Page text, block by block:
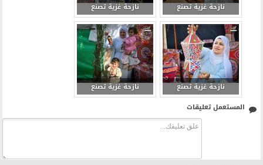
نازحة غزية تصنع
فوانيس رمضان من
كراتين المساعدات 4
نازحة غزية تصنع
فوانيس رمضان من
كراتين المساعدات 5
نازحة غزية تصنع
فوانيس رمضان من
كراتين المساعدات 6
نازحة غزية تصنع
فوانيس رمضان من
المستعمل تعليقات